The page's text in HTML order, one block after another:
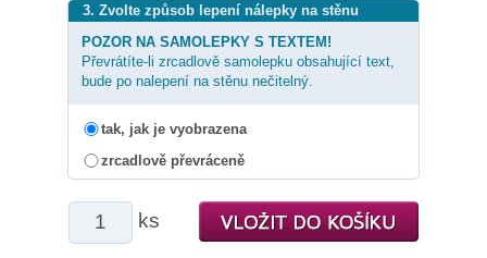
3. Zvolte způsob lepení nálepky na stěnu
POZOR NA SAMOLEPKY S TEXTEM!
Převrátíte-li zrcadlově samolepku obsahující text,
bude po nalepení na stěnu nečitelný.
tak, jak je vyobrazena
zrcadlově převráceně
ks